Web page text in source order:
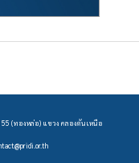
(ทองหล่อ) แขวง คลองตันเหนือ